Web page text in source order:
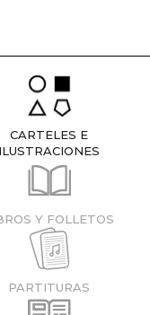
CARTELES E
ILUSTRACIONES
Y FOLLETOS
PARTITURAS